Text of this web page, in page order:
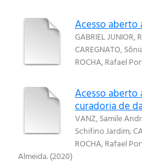
Acesso aberto
GABRIEL JUNIOR,
CAREGNATO,
ROCHA, Rafael
Acesso aberto
curadoria de
VANZ, Samile
Schifino Jardim;
ROCHA, Rafael
Almeida.(2020)